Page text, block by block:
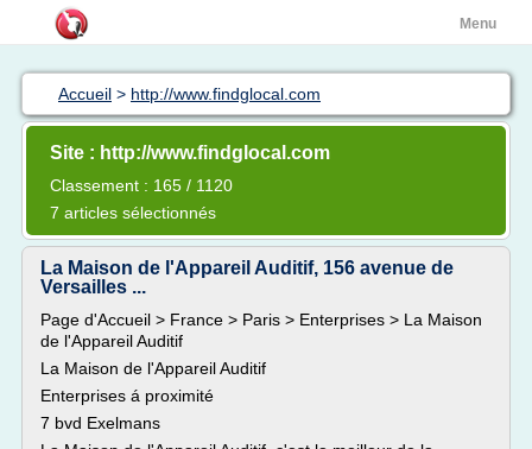
Menu
Accueil > http://www.findglocal.com
Site : http://www.findglocal.com
Classement : 165 / 1120
7 articles sélectionnés
La Maison de l'Appareil Auditif, 156 avenue de
Versailles ...
Page d'Accueil > France > Paris > Enterprises > La Maison
de l'Appareil Auditif
La Maison de l'Appareil Auditif
Enterprises á proximité
7 bvd Exelmans